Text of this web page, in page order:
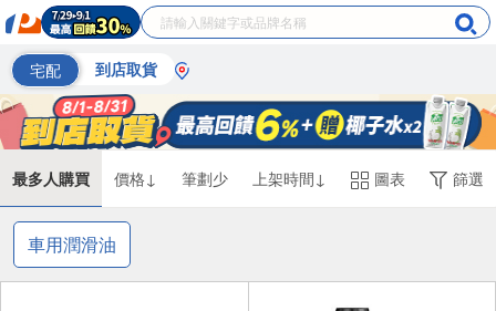
宅配 到店取貨
最多人購買 價格↓ 筆劃少 上架時間↓ 圖表 篩選
車用潤滑油